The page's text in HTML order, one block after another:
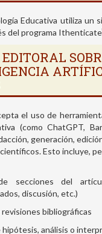
Educativa utiliza un
del programa Ithenticate
el uso de
(como ChatGPT,
generación,
Esto incluye,
secciones del
discusión, etc.)
revisiones bibliográficas
hipótesis, análisis o